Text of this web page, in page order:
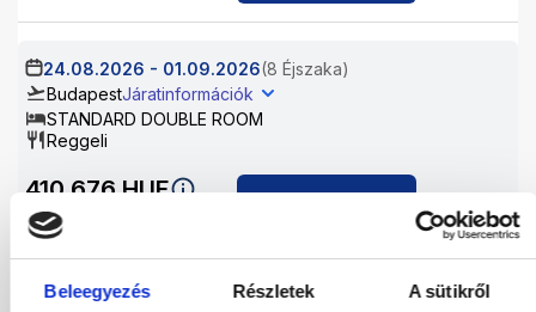
Beleegyezés Részletek A sütikről
24.08.2026 - 01.09.2026(8 Éjszaka)
BudapestJáratinformációk
STANDARD DOUBLE ROOM
Reggeli
410 676HUF
2Felnőttek,
24.08.2026- 02.09.2026(9 Éjszaka)